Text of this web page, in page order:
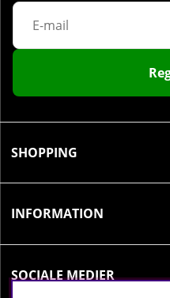
før træningspasset.
Efter styrketræning:
SHOPPING
INFORMATION
SOCIALE MEDIER